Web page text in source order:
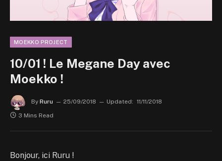
MOEKKO PROJECT
10/01 ! Le Megane Day avec
Moekko !
By Ruru 25/09/2018 Updated: 11/11/2018
3 Mins Read
Bonjour, ici Ruru !